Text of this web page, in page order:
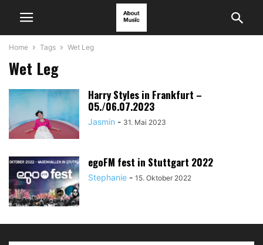
Home Tags Wet Leg
Wet Leg
Harry Styles in Frankfurt –
05./06.07.2023
Jasmin - 31. Mai 2023
egoFM fest in Stuttgart 2022
Stephanie - 15. Oktober 2022